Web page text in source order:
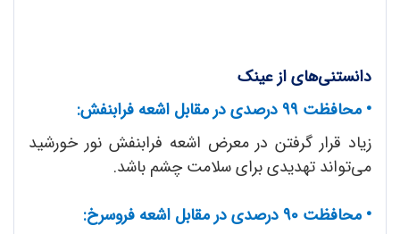
دانستنی‌های از عینک
• محافظت 99 درصدی در مقابل اشعه فرابنفش:
زیاد قرار گرفتن در معرض اشعه فرابنفش نور خورشید
می‌تواند تهدیدی برای سلامت چشم باشد.
• محافظت 90 درصدی در مقابل اشعه فروسرخ: